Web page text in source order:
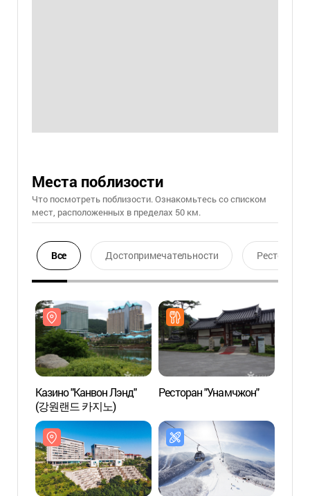
Места поблизости
Что посмотреть поблизости. Ознакомьтесь со списком
мест, расположенных в пределах 50 км.
Все Достопримечательности Ресторан
Казино "Канвон Лэнд"
(강원랜드 카지노)
Ресторан "Унамчжон"